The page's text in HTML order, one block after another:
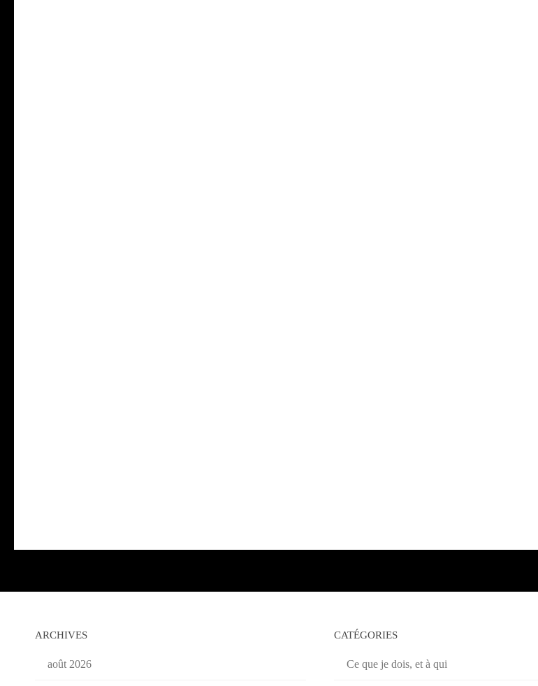
ARCHIVES
août 2026
CATÉGORIES
Ce que je dois, et à qui